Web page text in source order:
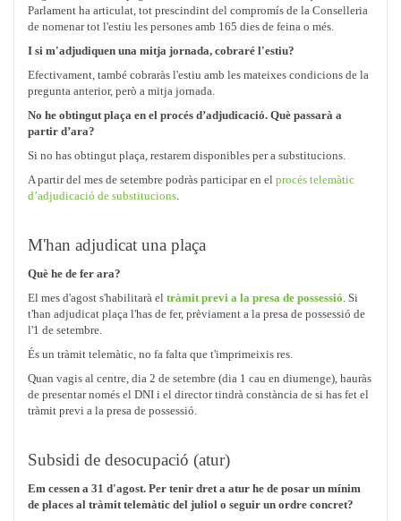
Parlament ha articulat, tot prescindint del compromís de la Conselleria
de nomenar tot l'estiu les persones amb 165 dies de feina o més.
I si m'adjudiquen una mitja jornada, cobraré l'estiu?
Efectivament, també cobraràs l'estiu amb les mateixes condicions de la
pregunta anterior, però a mitja jornada.
No he obtingut plaça en el procés d’adjudicació. Què passarà a
partir d’ara?
Si no has obtingut plaça, restarem disponibles per a substitucions.
A partir del mes de setembre podràs participar en el procés telemàtic
d’adjudicació de substitucions.
M'han adjudicat una plaça
Què he de fer ara?
El mes d'agost s'habilitarà el tràmit previ a la presa de possessió. Si
t'han adjudicat plaça l'has de fer, prèviament a la presa de possessió de
l'1 de setembre.
És un tràmit telemàtic, no fa falta que t'imprimeixis res.
Quan vagis al centre, dia 2 de setembre (dia 1 cau en diumenge), hauràs
de presentar només el DNI i el director tindrà constància de si has fet el
tràmit previ a la presa de possessió.
Subsidi de desocupació (atur)
Em cessen a 31 d'agost. Per tenir dret a atur he de posar un mínim
de places al tràmit telemàtic del juliol o seguir un ordre concret?